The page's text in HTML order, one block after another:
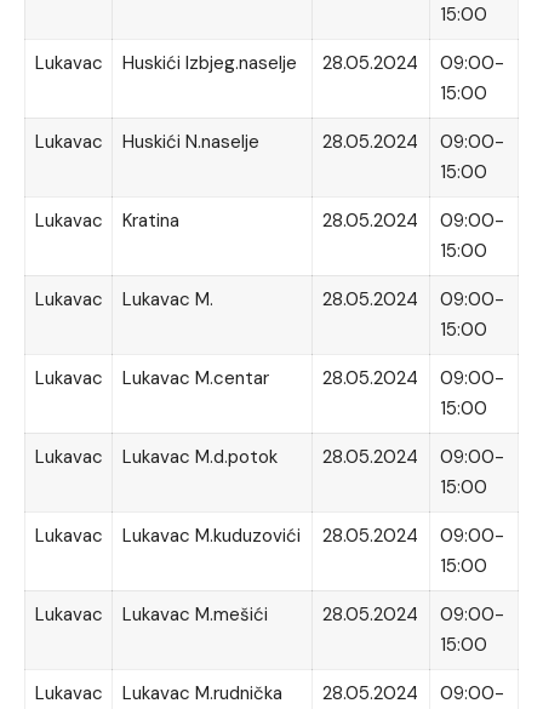
15:00
Lukavac
Huskići Izbjeg.naselje 28.05.2024
09:00-
15:00
Lukavac
Huskići N.naselje 28.05.2024
09:00-
15:00
Lukavac
Kratina 28.05.2024
09:00-
15:00
Lukavac
Lukavac M. 28.05.2024
09:00-
15:00
Lukavac
Lukavac M.centar 28.05.2024
09:00-
15:00
Lukavac
Lukavac M.d.potok 28.05.2024
09:00-
15:00
Lukavac
Lukavac M.kuduzovići 28.05.2024
09:00-
15:00
Lukavac
Lukavac M.mešići 28.05.2024
09:00-
15:00
Lukavac
Lukavac M.rudnička 28.05.2024
09:00-